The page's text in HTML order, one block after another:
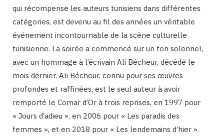
qui récompense les auteurs tunisiens dans différentes
catégories, est devenu au fil des années un véritable
événement incontournable de la scène culturelle
tunisienne. La soirée a commencé sur un ton solennel,
avec un hommage à l’écrivain Ali Bécheur, décédé le
mois dernier. Ali Bécheur, connu pour ses œuvres
profondes et raffinées, est le seul auteur à avoir
remporté le Comar d’Or à trois reprises, en 1997 pour
« Jours d’adieu », en 2006 pour « Les paradis des
femmes », et en 2018 pour « Les lendemains d’hier ».